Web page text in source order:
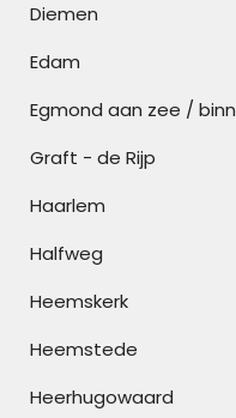
Diemen
Edam
Egmond aan zee /
Graft - de Rijp
Haarlem
Halfweg
Heemskerk
Heemstede
Heerhugowaard